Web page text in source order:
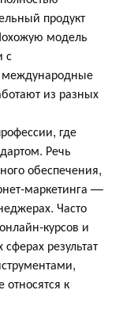
продукт
модель
с
из разных
где
Речь
обеспечения,
маркетинга —
Часто
курсов и
результат
относятся к